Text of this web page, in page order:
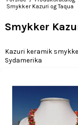
Smykker Kazuri og Taqua
Smykker
Kazuri keramik
Sydamerika